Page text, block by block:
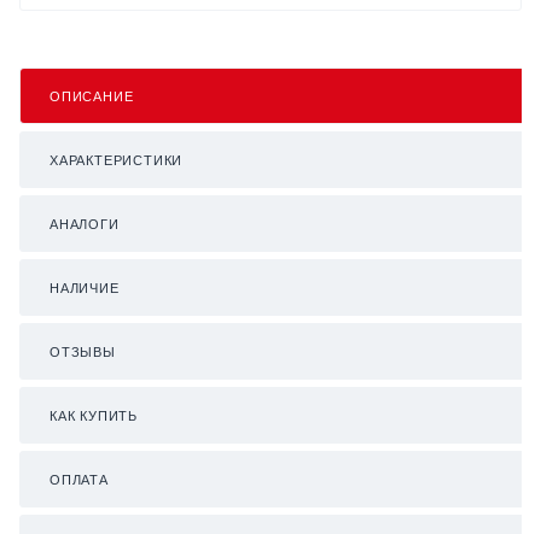
ОПИСАНИЕ
ХАРАКТЕРИСТИКИ
АНАЛОГИ
НАЛИЧИЕ
ОТЗЫВЫ
КАК КУПИТЬ
ОПЛАТА